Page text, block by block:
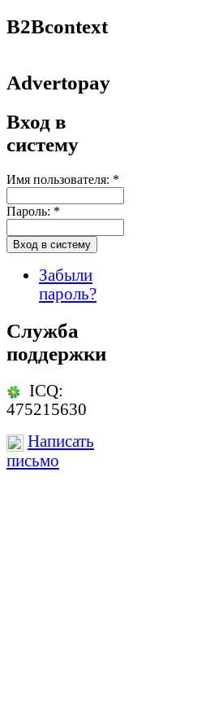
B2Bcontext
Advertopay
Вход в
систему
Имя пользователя: *
Пароль: *
Забыли
пароль?
Служба
поддержки
ICQ:
475215630
Написать
письмо